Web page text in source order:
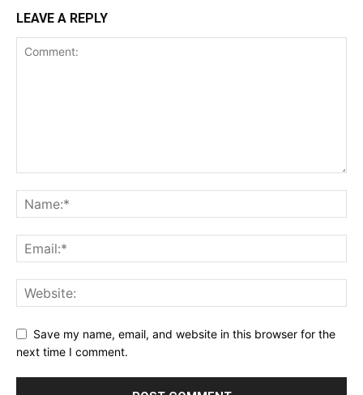
LEAVE A REPLY
Save my name, email, and website in this browser for the
next time I comment.